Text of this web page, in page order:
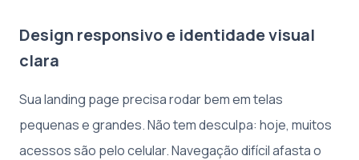
Design responsivo e identidade visual
clara
Sua landing page precisa rodar bem em telas
pequenas e grandes. Não tem desculpa: hoje, muitos
acessos são pelo celular. Navegação difícil afasta o